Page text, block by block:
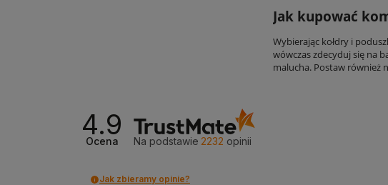
Jak kupować
Wybierając kołdry i
wówczas zdecyduj się na
malucha. Postaw również
4.9
Ocena Na podstawie 2232 opinii
Jak zbieramy opinie?